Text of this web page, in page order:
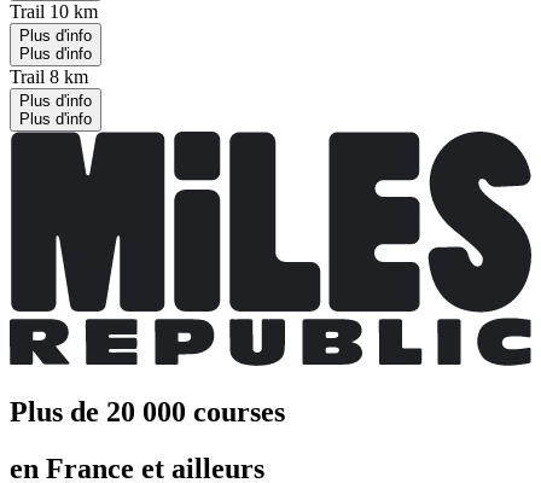
Trail 10 km
Plus d'info
Plus d'info
Trail 8 km
Plus d'info
Plus d'info
Plus de 20 000 courses
en France et ailleurs